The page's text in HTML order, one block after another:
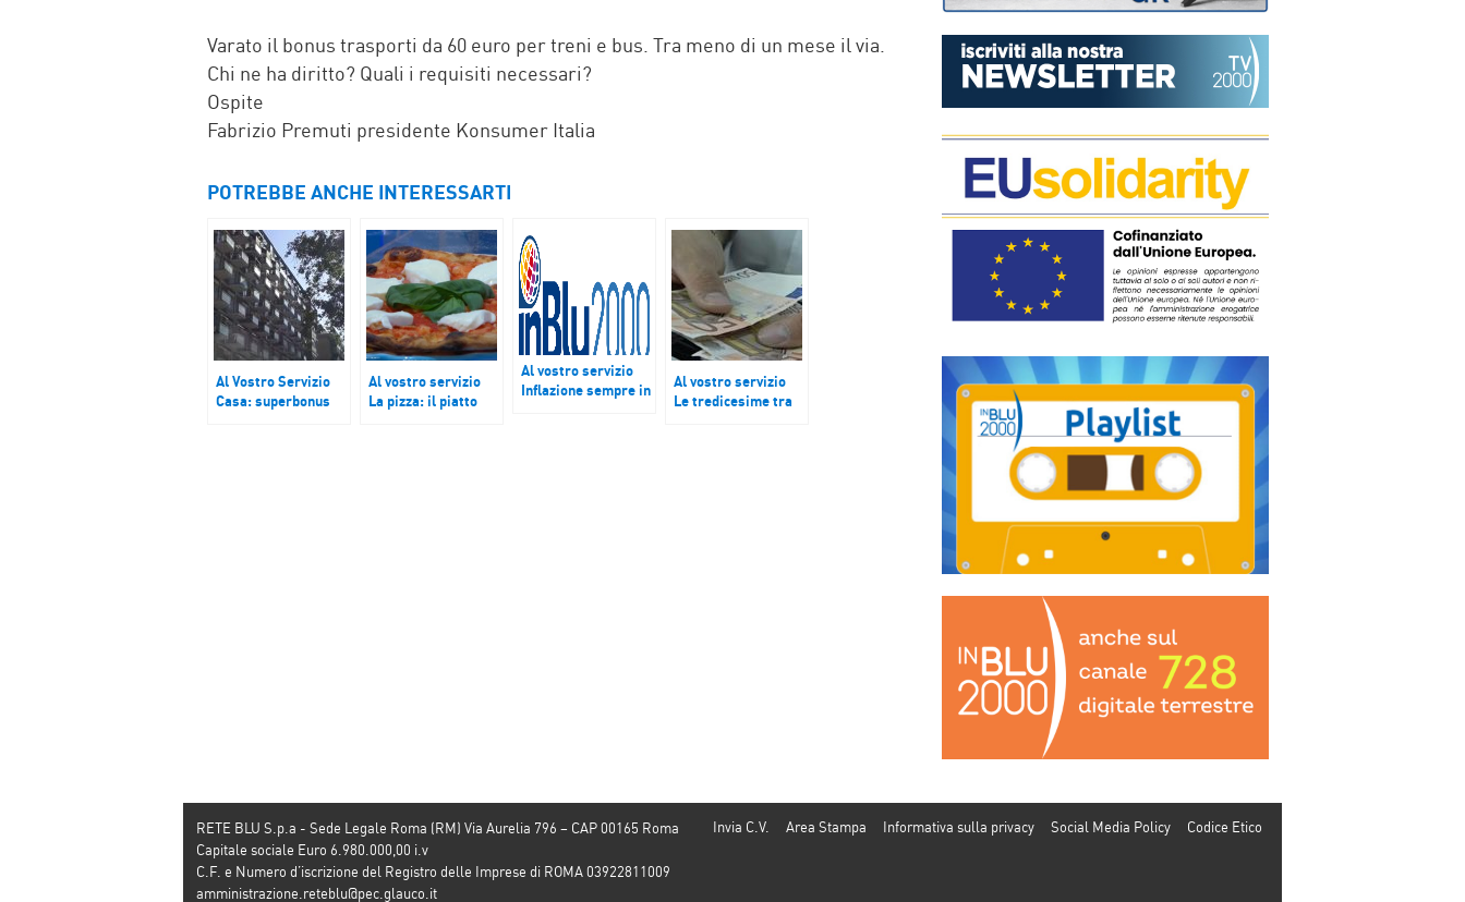
Varato il bonus trasporti da 60 euro per treni e bus. Tra meno di un mese il via.
Chi ne ha diritto? Quali i requisiti necessari?
Ospite
Fabrizio Premuti presidente Konsumer Italia
POTREBBE ANCHE INTERESSARTI
Al Vostro Servizio
Casa: superbonus
Al vostro servizio
La pizza: il piatto
Al vostro servizio
Inflazione sempre in
Al vostro servizio
Le tredicesime tra
Invia C.V. Area Stampa Informativa sulla privacy Social Media Policy Codice Etico
RETE BLU S.p.a - Sede Legale Roma (RM) Via Aurelia 796 – CAP 00165 Roma
Capitale sociale Euro 6.980.000,00 i.v
C.F. e Numero d’iscrizione del Registro delle Imprese di ROMA 03922811009
amministrazione.reteblu@pec.glauco.it